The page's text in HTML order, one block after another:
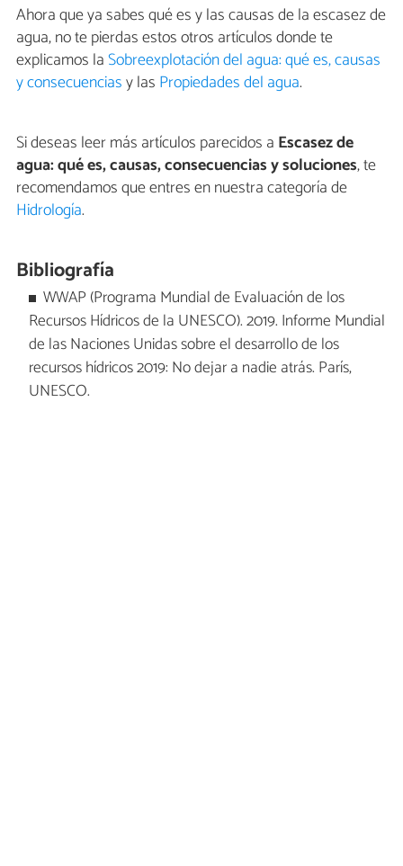
Ahora que ya sabes qué es y las causas de la escasez de
agua, no te pierdas estos otros artículos donde te
explicamos laSobreexplotación del agua: qué es, causas
y consecuenciasy las Propiedades del agua.
Si deseas leer más artículos parecidos a Escasez de
agua: qué es, causas, consecuencias y soluciones, te
recomendamos que entres en nuestra categoría de
Hidrología.
Bibliografía
WWAP (Programa Mundial de Evaluación de los
Recursos Hídricos de la UNESCO). 2019. Informe Mundial
de las Naciones Unidas sobre el desarrollo de los
recursos hídricos 2019: No dejar a nadie atrás. París,
UNESCO.